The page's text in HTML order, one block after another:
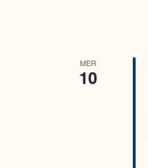
MER
10